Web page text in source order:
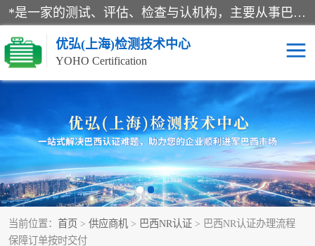
*是一家的测试、评估、检查与认机构，主要从事巴西NR10认证、NR12认证、NR13认证；ANATEL认证、INMTRO认证，欧盟CE认证：MD认证，PED认证，MID认证，ATEX认证，德国蓝色天使认证。
优弘(上海)检测技术中心
YOHO Certification
当前位置： 首页 > 供应商机 > 巴西NR认证 > 巴西NR认证办理流程
保障订单按时交付
RECYCLASS认证 NR10认证
NR12认证 NR13认证
ART认证 巴西NR认证
巴西认证 RETIE认证